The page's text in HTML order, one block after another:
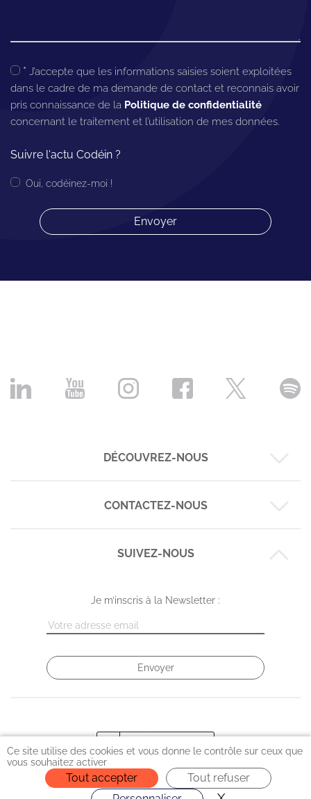
Ce site utilise des cookies et vous donne le contrôle sur ceux que
vous souhaitez activer
Tout accepter
Tout refuser
* J’accepte que les informations saisies soient exploitées
dans le cadre de ma demande de contact et reconnais avoir
pris connaissance de la Politique de confidentialité
concernant le traitement et l’utilisation de mes données.
Suivre l'actu Codéin ?
Oui, codéinez-moi !
DÉCOUVREZ-NOUS
Nos business cases
Nos réalisations
CONTACTEZ-NOUS
Montpellier :
Strasbourg :
3 place de Haguenau (entrée rue des Magasins)
09 72 58 09 96
SUIVEZ-NOUS
Je m’inscris à la Newsletter :